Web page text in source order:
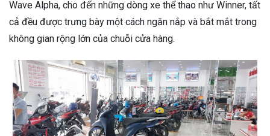
Wave Alpha, cho đến những dòng xe thể thao như Winner, tất
cả đều được trưng bày một cách ngăn nắp và bắt mắt trong
không gian rộng lớn của chuỗi cửa hàng.